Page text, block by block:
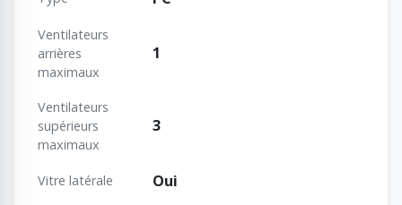
Ventilateurs
arrières
maximaux
1
Ventilateurs
supérieurs
maximaux
3
Vitre latérale Oui